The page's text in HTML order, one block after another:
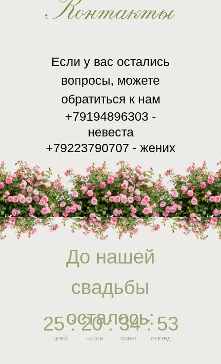
Контакты
+79194896303 -
невеста
+79223790707 - жених
Если у вас остались
вопросы, можете
обратиться к нам
МИНУТ
ЧАСОВ
ДНЕЙ СЕКУНД
25 : 20 : 34 : 52
До нашей
свадьбы
осталось: